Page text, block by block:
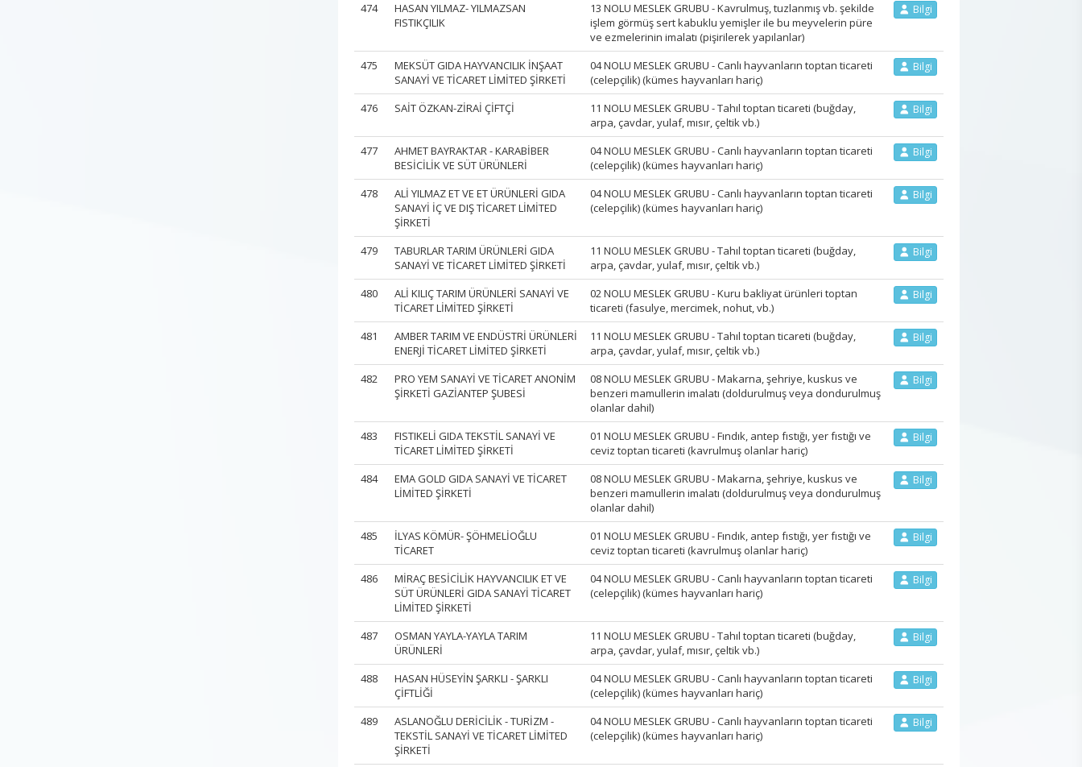
474
HASAN YILMAZ- YILMAZSAN
FISTIKÇILIK
13 NOLU MESLEK GRUBU - Kavrulmuş, tuzlanmış vb. şekilde
işlem görmüş sert kabuklu yemişler ile bu meyvelerin püre
ve ezmelerinin imalatı (pişirilerek yapılanlar)
Bilgi
475
MEKSÜT GIDA HAYVANCILIK İNŞAAT
SANAYİ VE TİCARET LİMİTED ŞİRKETİ
04 NOLU MESLEK GRUBU - Canlı hayvanların toptan ticareti
(celepçilik) (kümes hayvanları hariç)
Bilgi
476 SAİT ÖZKAN-ZİRAİ ÇİFTÇİ
11 NOLU MESLEK GRUBU - Tahıl toptan ticareti (buğday,
arpa, çavdar, yulaf, mısır, çeltik vb.)
Bilgi
477
AHMET BAYRAKTAR - KARABİBER
BESİCİLİK VE SÜT ÜRÜNLERİ
04 NOLU MESLEK GRUBU - Canlı hayvanların toptan ticareti
(celepçilik) (kümes hayvanları hariç)
Bilgi
478
ALİ YILMAZ ET VE ET ÜRÜNLERİ GIDA
SANAYİ İÇ VE DIŞ TİCARET LİMİTED
ŞİRKETİ
04 NOLU MESLEK GRUBU - Canlı hayvanların toptan ticareti
(celepçilik) (kümes hayvanları hariç)
Bilgi
479
TABURLAR TARIM ÜRÜNLERİ GIDA
SANAYİ VE TİCARET LİMİTED ŞİRKETİ
11 NOLU MESLEK GRUBU - Tahıl toptan ticareti (buğday,
arpa, çavdar, yulaf, mısır, çeltik vb.)
Bilgi
480
ALİ KILIÇ TARIM ÜRÜNLERİ SANAYİ VE
TİCARET LİMİTED ŞİRKETİ
02 NOLU MESLEK GRUBU - Kuru bakliyat ürünleri toptan
ticareti (fasulye, mercimek, nohut, vb.)
Bilgi
481
AMBER TARIM VE ENDÜSTRİ ÜRÜNLERİ
ENERJİ TİCARET LİMİTED ŞİRKETİ
11 NOLU MESLEK GRUBU - Tahıl toptan ticareti (buğday,
arpa, çavdar, yulaf, mısır, çeltik vb.)
Bilgi
482
PRO YEM SANAYİ VE TİCARET ANONİM
ŞİRKETİ GAZİANTEP ŞUBESİ
08 NOLU MESLEK GRUBU - Makarna, şehriye, kuskus ve
benzeri mamullerin imalatı (doldurulmuş veya dondurulmuş
olanlar dahil)
Bilgi
483
FISTIKELİ GIDA TEKSTİL SANAYİ VE
TİCARET LİMİTED ŞİRKETİ
01 NOLU MESLEK GRUBU - Fındık, antep fıstığı, yer fıstığı ve
ceviz toptan ticareti (kavrulmuş olanlar hariç)
Bilgi
484
EMA GOLD GIDA SANAYİ VE TİCARET
LİMİTED ŞİRKETİ
08 NOLU MESLEK GRUBU - Makarna, şehriye, kuskus ve
benzeri mamullerin imalatı (doldurulmuş veya dondurulmuş
olanlar dahil)
Bilgi
485
İLYAS KÖMÜR- ŞÖHMELİOĞLU
TİCARET
01 NOLU MESLEK GRUBU - Fındık, antep fıstığı, yer fıstığı ve
ceviz toptan ticareti (kavrulmuş olanlar hariç)
Bilgi
486
MİRAÇ BESİCİLİK HAYVANCILIK ET VE
SÜT ÜRÜNLERİ GIDA SANAYİ TİCARET
LİMİTED ŞİRKETİ
04 NOLU MESLEK GRUBU - Canlı hayvanların toptan ticareti
(celepçilik) (kümes hayvanları hariç)
Bilgi
487
OSMAN YAYLA-YAYLA TARIM
ÜRÜNLERİ
11 NOLU MESLEK GRUBU - Tahıl toptan ticareti (buğday,
arpa, çavdar, yulaf, mısır, çeltik vb.)
Bilgi
488
HASAN HÜSEYİN ŞARKLI - ŞARKLI
ÇİFTLİĞİ
04 NOLU MESLEK GRUBU - Canlı hayvanların toptan ticareti
(celepçilik) (kümes hayvanları hariç)
Bilgi
489
ASLANOĞLU DERİCİLİK - TURİZM -
TEKSTİL SANAYİ VE TİCARET LİMİTED
ŞİRKETİ
04 NOLU MESLEK GRUBU - Canlı hayvanların toptan ticareti
(celepçilik) (kümes hayvanları hariç)
Bilgi